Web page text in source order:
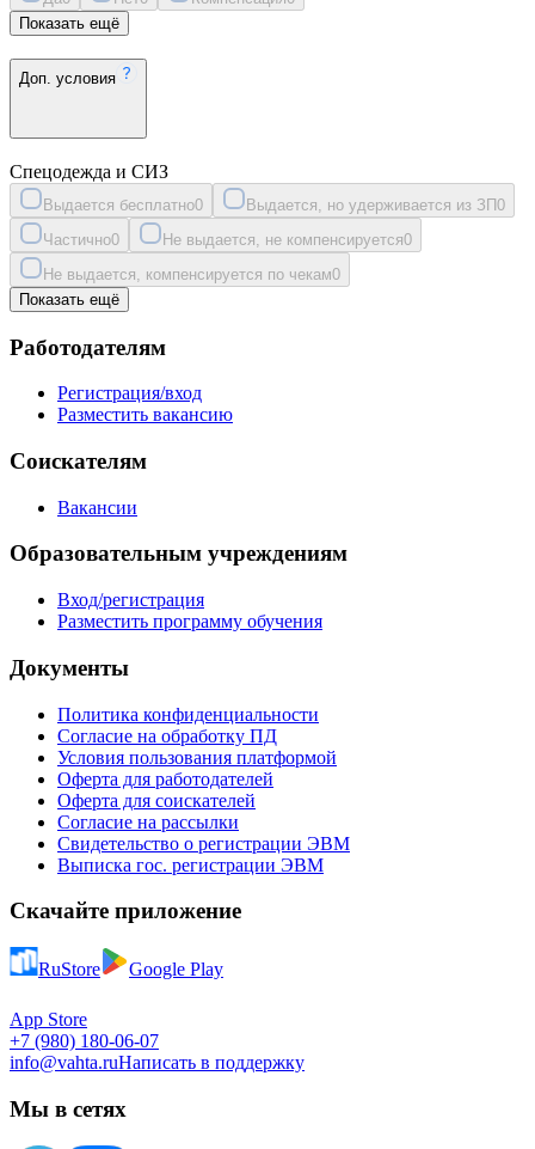
Показать ещё
Доп. условия
Спецодежда и СИЗ
Выдается бесплатно0 Выдается, но удерживается из ЗП0
Частично0 Не выдается, не компенсируется0
Не выдается, компенсируется по чекам0
Показать ещё
Работодателям
Регистрация/вход
Разместить вакансию
Соискателям
Вакансии
Образовательным учреждениям
Вход/регистрация
Разместить программу обучения
Документы
Политика конфиденциальности
Согласие на обработку ПД
Условия пользования платформой
Оферта для работодателей
Оферта для соискателей
Согласие на рассылки
Свидетельство о регистрации ЭВМ
Выписка гос. регистрации ЭВМ
Скачайте приложение
RuStore Google Play
App Store
+7 (980) 180-06-07
info@vahta.ruНаписать в поддержку
Мы в сетях